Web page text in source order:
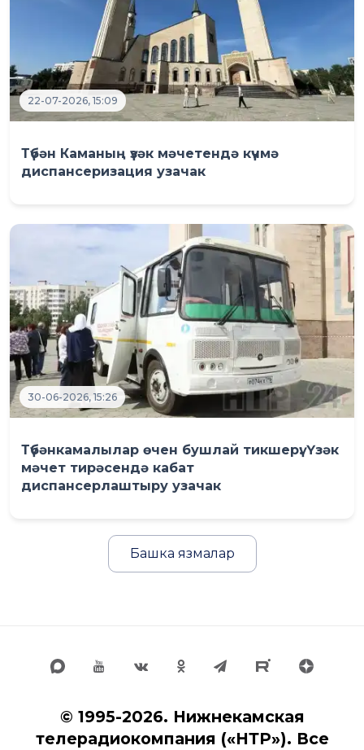
22-07-2026, 15:09
Түбән Каманың үзәк мәчетендә күчмә
диспансеризация узачак
30-06-2026, 15:26
Түбәнкамалылар өчен бушлай тикшерү: Үзәк
мәчет тирәсендә кабат
диспансерлаштыру узачак
Башка язмалар
© 1995-2026. Нижнекамская
телерадиокомпания («НТР»). Все